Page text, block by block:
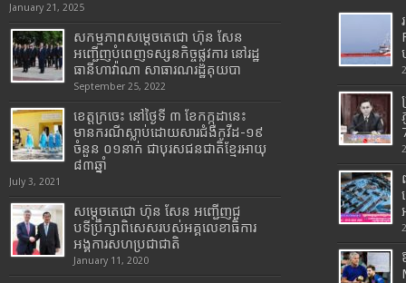
January 21, 2025
សកម្មភាពសម្តេចតេជោ ហ៊ុន សែន
អញ្ជើញបំពេញទស្សនកិច្ចផ្លូវការ នៅរដ្ឋ
ធានីហាវ៉ាណា សាធារណរដ្ឋគុយបា
September 25, 2022
ខេត្តក្រចេះ នៅថ្ងៃទី ៣ ខែកក្កដានេះ
មានករណីស្លាប់ដោយសារជំងឺកូវីដ-១៩
ចំនួន ០១នាក់ ជាបុរសជនជាតិខ្មែរអាយុ
៨៣ឆ្នាំ
July 3, 2021
សម្តេចតេជោ ហ៊ុន សែន អញ្ជើញជួ
បទីប្រឹក្សាពិសេសរបស់អគ្គលេខាធិការ
អង្គការសហប្រជាជាតិ
January 11, 2020